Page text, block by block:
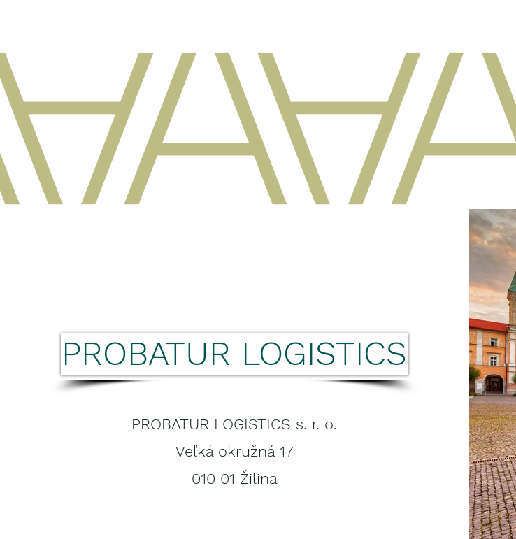
PROBATUR LOGISTICS
PROBATUR LOGISTICS s. r. o.
Veľká okružná 17
010 01 Žilina